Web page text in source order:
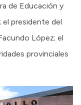
de Educación y
el presidente del
López; el
provinciales